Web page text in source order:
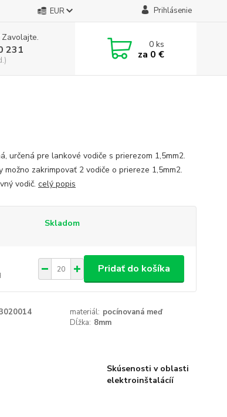
EUR Prihlásenie
231 0ks
za 0 €
určená pre lankové vodiče s prierezom 1,5mm2.
možno zakrimpovať 2 vodiče o priereze 1,5mm2.
vodič. celý popis
Skladom
Pridať do košíka
materiál: pocínovaná meď
Dĺžka: 8mm
Skúsenosti v oblasti
elektroinštalácíí